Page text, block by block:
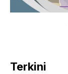
Terkini